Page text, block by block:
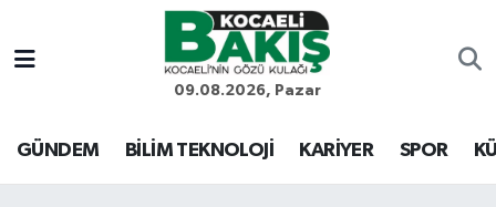
09.08.2026, Pazar
GÜNDEM BİLİM TEKNOLOJİ KARİYER SPOR
Kocaeli Nöbetçi Eczaneler
Kocaeli Hava Durumu